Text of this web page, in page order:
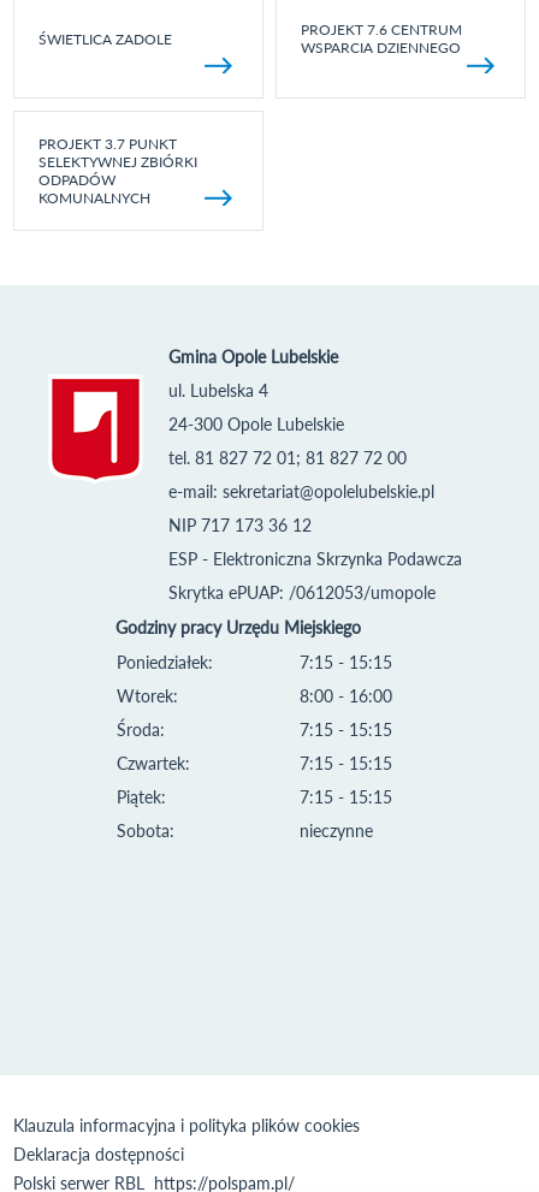
ŚWIETLICA ZADOLE
PROJEKT 7.6 CENTRUM
WSPARCIA DZIENNEGO
PROJEKT 3.7 PUNKT
SELEKTYWNEJ ZBIÓRKI
ODPADÓW
KOMUNALNYCH
Gmina Opole Lubelskie
ul. Lubelska 4
24-300 Opole Lubelskie
tel. 81 827 72 01; 81 827 72 00
e-mail: sekretariat@opolelubelskie.pl
NIP 717 173 36 12
ESP - Elektroniczna Skrzynka Podawcza
Skrytka ePUAP: /0612053/umopole
Godziny pracy Urzędu Miejskiego
Poniedziałek:
Wtorek:
Środa:
Czwartek:
Piątek:
Sobota:
7:15 - 15:15
8:00 - 16:00
7:15 - 15:15
7:15 - 15:15
7:15 - 15:15
nieczynne
Klauzula informacyjna i polityka plików cookies
Deklaracja dostępności
Polski serwer RBL https://polspam.pl/